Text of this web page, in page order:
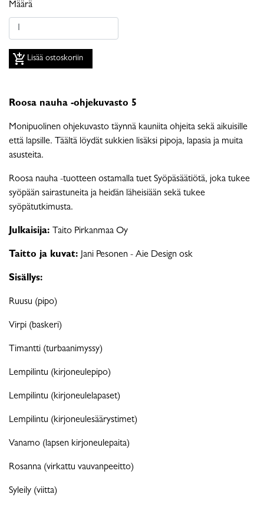
Määrä
add_shopping_cart Lisää ostoskoriin
Roosa nauha -ohjekuvasto 5
Monipuolinen ohjekuvasto täynnä kauniita ohjeita sekä aikuisille
että lapsille. Täältä löydät sukkien lisäksi pipoja, lapasia ja muita
asusteita.
Roosa nauha -tuotteen ostamalla tuet Syöpäsäätiötä, joka tukee
syöpään sairastuneita ja heidän läheisiään sekä tukee
syöpätutkimusta.
Julkaisija: Taito Pirkanmaa Oy
Taitto ja kuvat: Jani Pesonen - Aie Design osk
Sisällys:
Ruusu (pipo)
Virpi (baskeri)
Timantti (turbaanimyssy)
Lempilintu (kirjoneulepipo)
Lempilintu (kirjoneulelapaset)
Lempilintu (kirjoneulesäärystimet)
Vanamo (lapsen kirjoneulepaita)
Rosanna (virkattu vauvanpeeitto)
Syleily (viitta)